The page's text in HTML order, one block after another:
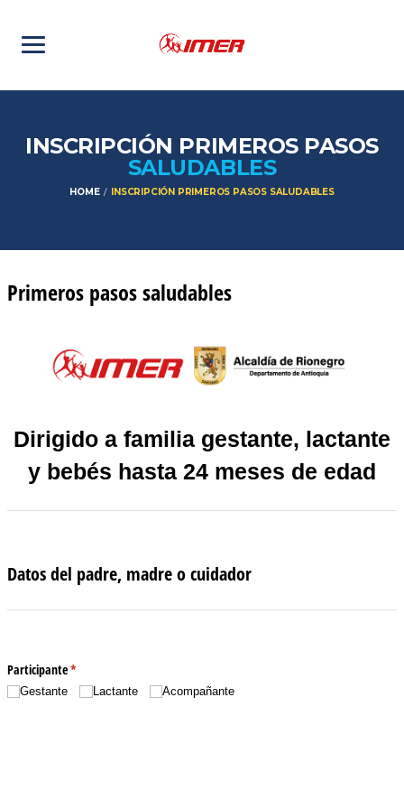
INSCRIPCIÓN PRIMEROS PASOS
SALUDABLES
HOME INSCRIPCIÓN PRIMEROS PASOS SALUDABLES
Primeros pasos saludables
Dirigido a familia gestante, lactante
y bebés hasta 24 meses de edad
Datos del padre, madre o cuidador
Participante*
(necesario)
Gestante Lactante Acompañante